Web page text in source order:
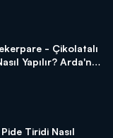
- Çikolatalı
Yapılır? Arda'nın
Tiridi Nasıl